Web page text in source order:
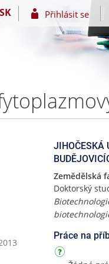
SK Přihlásit se
JIHOČESKÁ
Zemědělská
Doktorský
Práce na